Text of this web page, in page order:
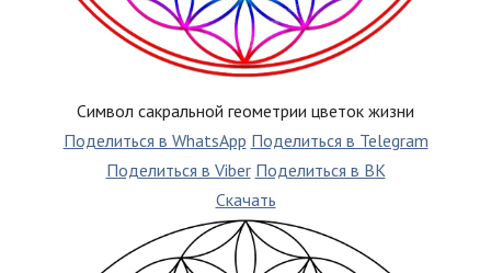
Символ сакральной геометрии цветок жизни
Поделиться в WhatsApp Поделиться в Telegram
Поделиться в Viber Поделиться в ВК
Скачать